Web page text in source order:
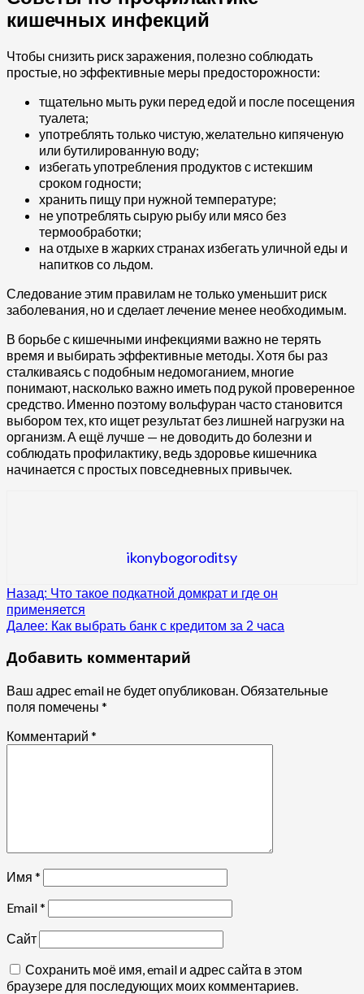
кишечных инфекций
Чтобы снизить риск заражения, полезно соблюдать
простые, но эффективные меры предосторожности:
тщательно мыть руки перед едой и после посещения
туалета;
употреблять только чистую, желательно кипяченую
или бутилированную воду;
избегать употребления продуктов с истекшим
сроком годности;
хранить пищу при нужной температуре;
не употреблять сырую рыбу или мясо без
термообработки;
на отдыхе в жарких странах избегать уличной еды и
напитков со льдом.
Следование этим правилам не только уменьшит риск
заболевания, но и сделает лечение менее необходимым.
В борьбе с кишечными инфекциями важно не терять
время и выбирать эффективные методы. Хотя бы раз
сталкиваясь с подобным недомоганием, многие
понимают, насколько важно иметь под рукой проверенное
средство. Именно поэтому вольфуран часто становится
выбором тех, кто ищет результат без лишней нагрузки на
организм. А ещё лучше — не доводить до болезни и
соблюдать профилактику, ведь здоровье кишечника
начинается с простых повседневных привычек.
ikonybogoroditsy
Продолжить
чтение
Назад: Что такое подкатной домкрат и где он
применяется
Далее: Как выбрать банк с кредитом за 2 часа
Добавить комментарий
Ваш адрес email не будет опубликован. Обязательные
поля помечены *
Комментарий *
Имя *
Email*
Сайт
Сохранить моё имя, email и адрес сайта в этом
браузере для последующих моих комментариев.